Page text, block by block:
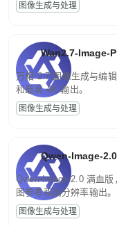
图像生成与处理
Wan2.7-Image-
万相 2.7 图像生成与编
和最高 4K 输出。
图像生成与处理
Qwen-Image-
Qwen-Image-2.0 满血
图参考和高分辨率输出。
图像生成与处理